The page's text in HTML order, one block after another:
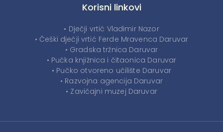
Korisni linkovi
• Dječji vrtić Vladimir Nazor
• Češki dječji vrtić Ferde Mravenca Daruvar
• Gradska tržnica Daruvar
• Pučka knjižnica i čitaonica Daruvar
• Pučko otvoreno učilište Daruvar
• Razvojna agencija Daruvar
• Zavičajni muzej Daruvar